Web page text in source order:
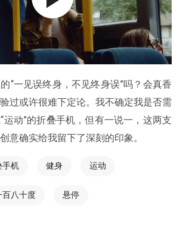
“一见误终身，不见终身误”吗？会真香
过或许很难下定论。我不确定我是否需
运动”的折叠手机，但有一说一，这两支
意确实给我留下了深刻的印象。
手机 健身 运动
百八十度 悬停